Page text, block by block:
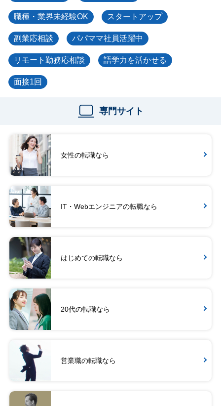
職種・業界未経験OK スタートアップ
副業応相談 パパママ社員活躍中
リモート勤務応相談 語学力を活かせる
面接1回
専門サイト
女性の転職なら
IT・Webエンジニアの転職なら
はじめての転職なら
20代の転職なら
営業職の転職なら